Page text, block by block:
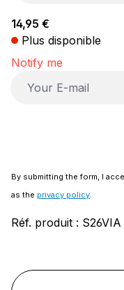
Prix régulier :
14,95 €
Plus disponible
Notify me
By submitting the form, I
as the privacy policy
Réf. produit : S26VIA